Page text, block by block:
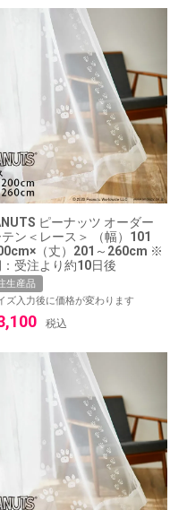
ピーナッツ オーダー
ン＜レース＞ （幅）101
（丈）201～260cm ※
受注より約10日後
生産品
ズ入力後に価格が変わります
税込